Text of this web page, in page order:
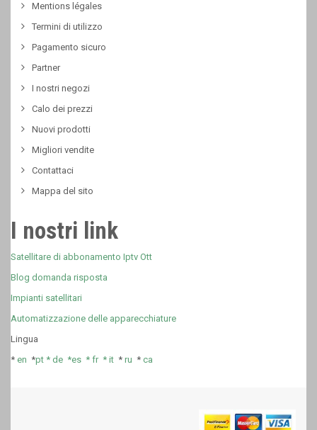
Mentions légales
Termini di utilizzo
Pagamento sicuro
Partner
I nostri negozi
Calo dei prezzi
Nuovi prodotti
Migliori vendite
Contattaci
Mappa del sito
I nostri link
Satellitare di abbonamento Iptv Ott
Blog domanda risposta
Impianti satellitari
Automatizzazione delle apparecchiature
Lingua
* en *pt * de *es * fr* it * ru * ca